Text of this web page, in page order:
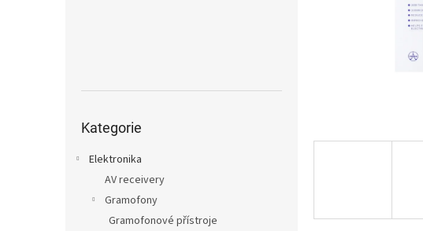
kategorie
Kategorie
Elektronika
AV receivery
Gramofony
Gramofonové přístroje